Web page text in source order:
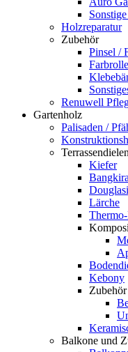
Holzreparatur
Zubehör
Pinsel /
Renuwell
Gartenholz
Palisaden /
Terrassendielen
Kiefer
Lärche
Kebony
Balkone und